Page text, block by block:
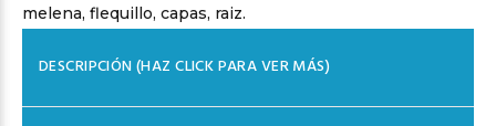
melena, flequillo, capas, raiz.
DESCRIPCIÓN (HAZ CLICK PARA VER MÁS)